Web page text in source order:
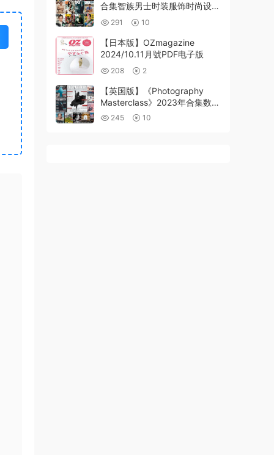
合集智族男士时装服饰时尚设计
高清PDF（11本）
291 10
【日本版】OZmagazine
2024/10.11月號PDF电子版
208 2
【英国版】《Photography
Masterclass》2023年合集数码
摄影杂志摄影技巧教程专家建议
245 10